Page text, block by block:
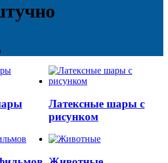
Латексные шары с
рисунком